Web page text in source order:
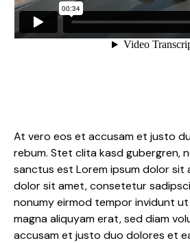
At vero eos et accusam et justo
rebum. Stet clita kasd gubergren,
sanctus est Lorem ipsum dolor sit
dolor sit amet, consetetur
nonumy eirmod tempor invidunt
magna aliquyam erat, sed diam
accusam et justo duo dolores et